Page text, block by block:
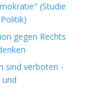
(Studie
gegen Rechts
sind verboten -